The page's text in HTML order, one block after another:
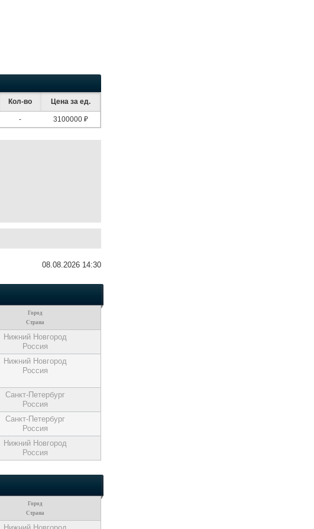
Кол-во Цена за ед.
- 3100000 ₽
08.08.2026 14:30
Город
Страна
Нижний Новгород
Россия
Нижний Новгород
Россия
Санкт-Петербург
Россия
Санкт-Петербург
Россия
Нижний Новгород
Россия
Город
Страна